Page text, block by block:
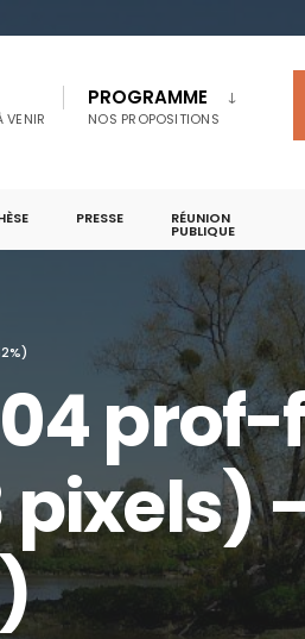
VENIR
PROGRAMME
NOS PROPOSITIONS
PRESSE RÉUNION
PUBLIQUE
prof-
pixels)